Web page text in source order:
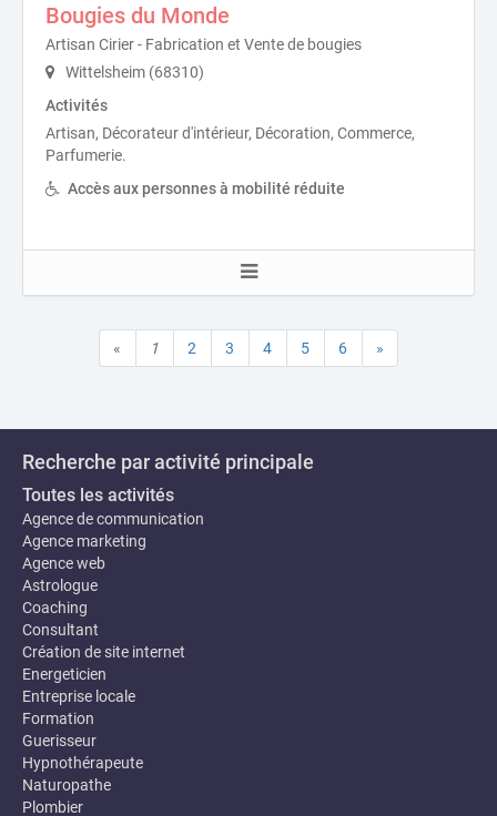
Bougies du Monde
Artisan Cirier - Fabrication et Vente de bougies
Wittelsheim (68310)
Activités
Artisan, Décorateur d'intérieur, Décoration, Commerce,
Parfumerie.
Accès aux personnes à mobilité réduite
« 1 2 3 4 5 6 »
Recherche par activité principale
Toutes les activités
Agence de communication
Agence marketing
Agence web
Astrologue
Coaching
Consultant
Création de site internet
Energeticien
Entreprise locale
Formation
Guerisseur
Hypnothérapeute
Naturopathe
Plombier